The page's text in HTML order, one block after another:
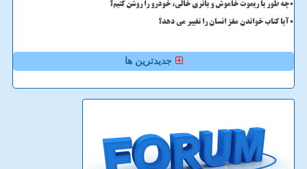
چه طور با ریموت خاموش و باتری خالی، خودرو را روشن کنیم؟
آیا کتاب خواندن مغز انسان را تغییر می دهد؟
جدیدترین ها